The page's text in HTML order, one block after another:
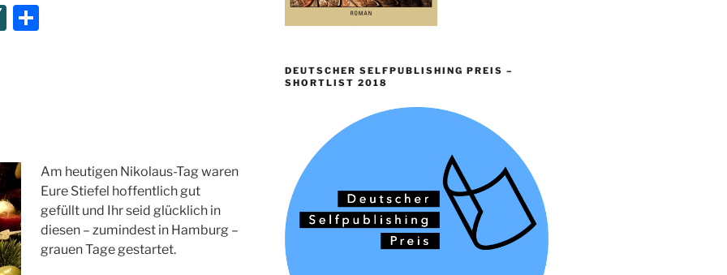
XI
Am heutigen Nikolaus-Tag waren
Eure Stiefel hoffentlich gut
gefüllt und Ihr seid glücklich in
diesen – zumindest in Hamburg –
grauen Tage gestartet.
DEUTSCHER SELFPUBLISHING PREIS –
SHORTLIST 2018